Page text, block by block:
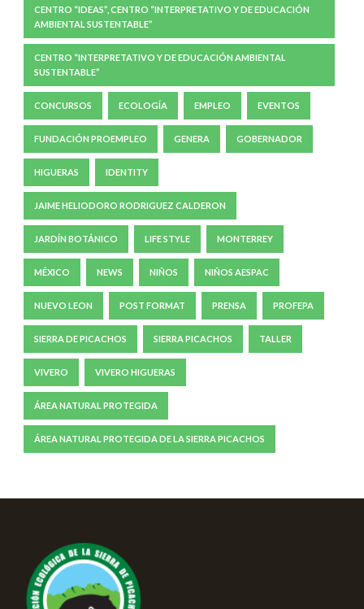
CENTRO “IDEAS”, CENTRO “INTERPRETATIVO Y DE EDUCACIÓN
AMBIENTAL SUSTENTABLE”
CENTRO “INTERPRETATIVO Y DE EDUCACIÓN AMBIENTAL
SUSTENTABLE”
CONCURSOS ECOLOGÍA EMPLEO EVENTOS
FUNDACIÓN PROEMPLEO GENERA GOBERNADOR
HIGUERAS IDENTITY
JAIME HELIODORO RODRIGUEZ CALDERON
JARDÍN BOTÁNICO LIFE STYLE MONTERREY
MÉXICO NEWS NIÑOS NIÑOS AESPAC
NUEVO LEON POST FORMAT PRENSA PROFEPA
SIERRA DE PICACHOS SIERRA PICACHOS TALLER
VIVERO VIVERO HIGUERAS
ÁREA NATURAL PROTEGIDA
ÁREA NATURAL PROTEGIDA DE LA SIERRA PICACHOS